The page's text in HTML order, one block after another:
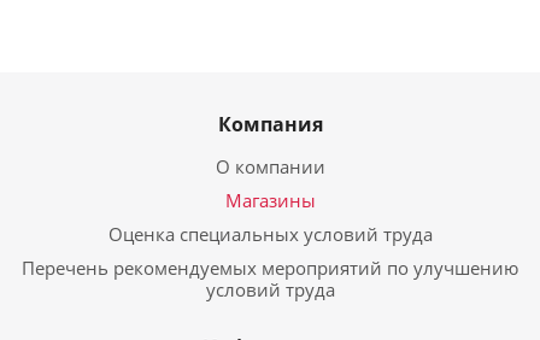
Компания
О компании
Магазины
Оценка специальных условий труда
Перечень рекомендуемых мероприятий по улучшению
условий труда